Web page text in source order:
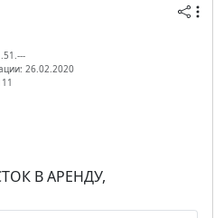
26.02.2020
В АРЕНДУ,